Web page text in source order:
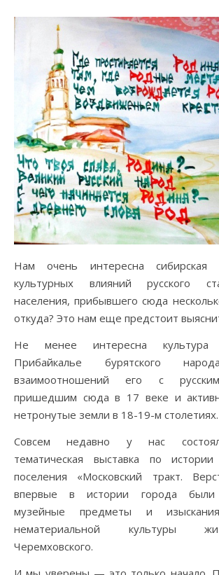
Нам очень интересна сибирская
культурных влияний русского
населения, прибывшего сюда
откуда? Это нам еще предстоит
Не менее интересна культура
Прибайкалье бурятского
взаимоотношений его с
пришедшим сюда в 17 веке и
нетронутые земли в 18-19-м столетиях.
Совсем недавно у нас
тематическая выставка по истории
поселения «Московский тракт.
впервые в истории города были
музейные предметы и
нематериальной культуры
Черемховского.